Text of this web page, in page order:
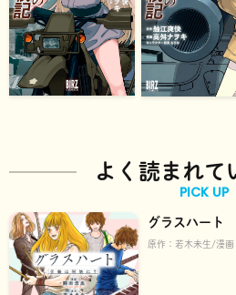
よく読まれて
PICK UP
グラスハート
原作： 若木未生 漫画